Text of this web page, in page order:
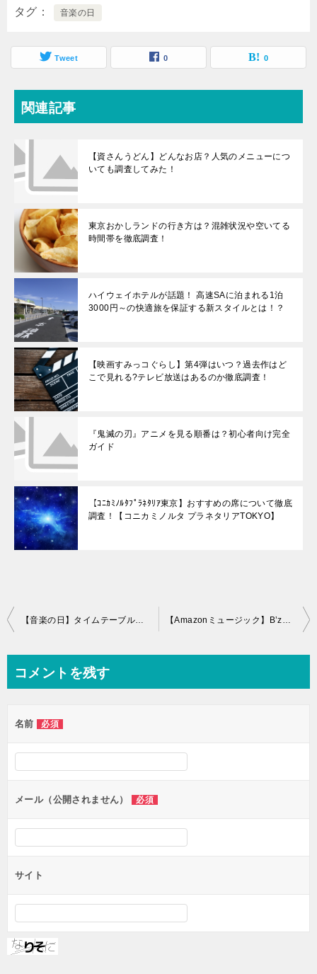
タグ 音楽の日
Tweet 0 0
関連記事
【資さんうどん】どんなお店？人気のメニューにつ
いても調査してみた！
東京おかしランドの行き方は？混雑状況や空いてる
時間帯を徹底調査！
ハイウェイホテルが話題！ 高速SAに泊まれる1泊
3000円～の快適旅を保証する新スタイルとは！？
【映画すみっコぐらし】第4弾はいつ？過去作はど
こで見れる?テレビ放送はあるのか徹底調査！
『鬼滅の刃』アニメを見る順番は？初心者向け完全
ガイド
【ｺﾆｶﾐﾉﾙﾀﾌﾟﾗﾈﾀﾘｱ東京】おすすめの席について徹底
調査！【コニカミノルタ プラネタリアTOKYO】
投
ビ
ー
シ
ン
【音楽の日】タイムテーブルはいつ発表？過去の傾向をもとに構成も予想してみた！ 【Amazonミュージック】B’zが聴けない？曲数の少なさの真相も紹介！
コメントを残す
名前 必須
メール（公開されません） 必須
サイト